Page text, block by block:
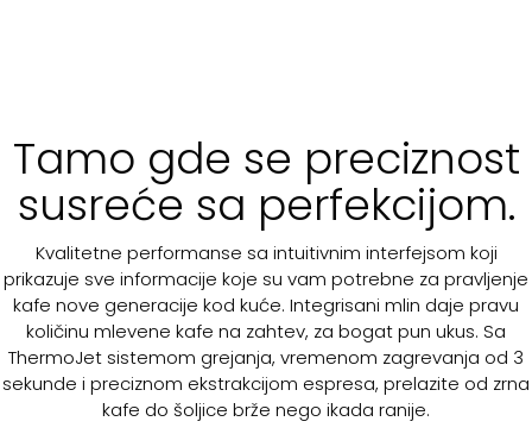
Tamo gde se preciznost
susreće sa perfekcijom.
Kvalitetne performanse sa intuitivnim interfejsom koji
prikazuje sve informacije koje su vam potrebne za pravljenje
kafe nove generacije kod kuće. Integrisani mlin daje pravu
količinu mlevene kafe na zahtev, za bogat pun ukus. Sa
ThermoJet sistemom grejanja, vremenom zagrevanja od 3
sekunde i preciznom ekstrakcijom espresa, prelazite od zrna
kafe do šoljice brže nego ikada ranije.